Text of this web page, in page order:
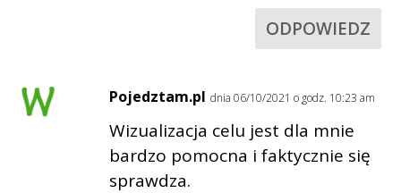
ODPOWIEDZ
Pojedztam.pl dnia 06/10/2021 o godz. 10:23 am
Wizualizacja celu jest dla mnie
bardzo pomocna i faktycznie się
sprawdza.